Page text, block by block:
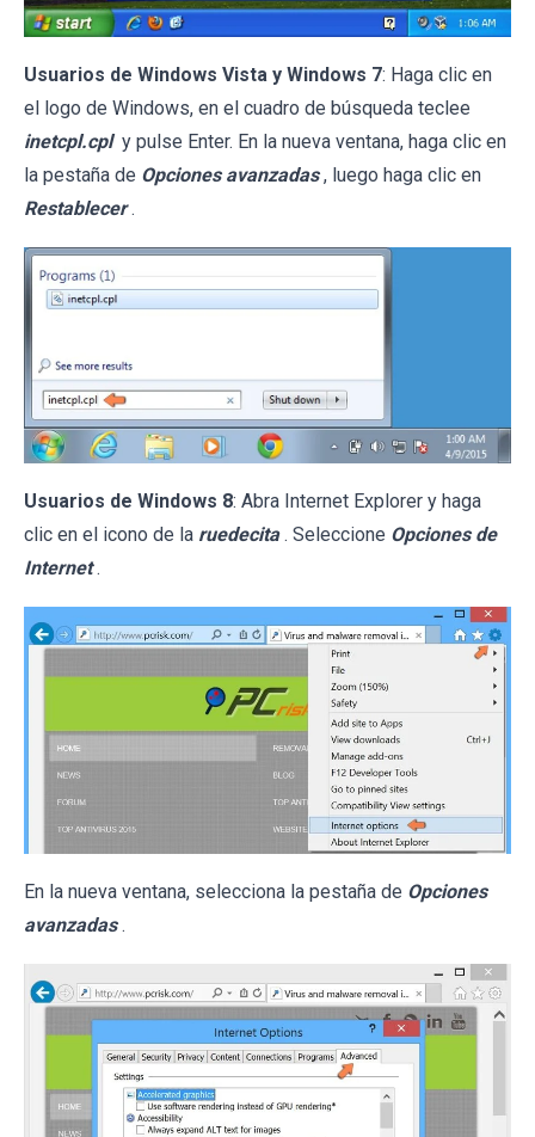
Usuarios de Windows Vista y Windows 7: Haga clic en
el logo de Windows, en el cuadro de búsqueda teclee
inetcpl.cpl y pulse Enter. En la nueva ventana, haga clic en
la pestaña de Opciones avanzadas , luego haga clic en
Restablecer .
Usuarios de Windows 8: Abra Internet Explorer y haga
clic en el icono de la ruedecita . Seleccione Opciones de
Internet .
En la nueva ventana, selecciona la pestaña de Opciones
avanzadas .